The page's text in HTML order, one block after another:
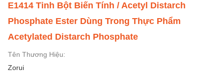
E1414 Tinh Bột Biến Tính / Acetyl Distarch
Phosphate Ester Dùng Trong Thực Phẩm
Acetylated Distarch Phosphate
Tên Thương Hiệu:
Zorui